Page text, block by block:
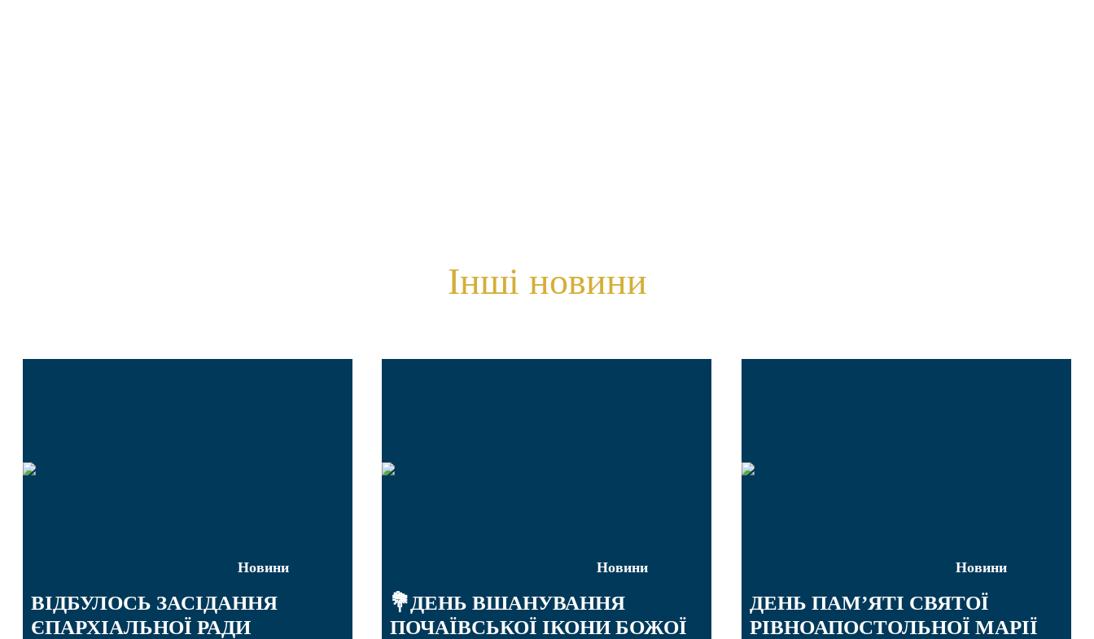
Інші новини
Новини
ВІДБУЛОСЬ ЗАСІДАННЯ
ЄПАРХІАЛЬНОЇ РАДИ
Новини
💐ДЕНЬ ВШАНУВАННЯ
ПОЧАЇВСЬКОЇ ІКОНИ БОЖОЇ
Новини
ДЕНЬ ПАМ’ЯТІ СВЯТОЇ
РІВНОАПОСТОЛЬНОЇ МАРІЇ